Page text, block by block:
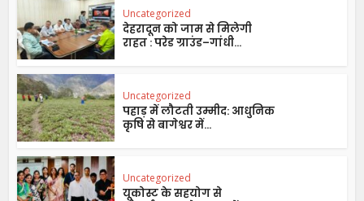
Uncategorized
देहरादून को जाम से मिलेगी
राहत : परेड ग्राउंड–गांधी...
Uncategorized
पहाड़ में लौटती उम्मीद: आधुनिक
कृषि से बागेश्वर में...
Uncategorized
यूकोस्ट के सहयोग से